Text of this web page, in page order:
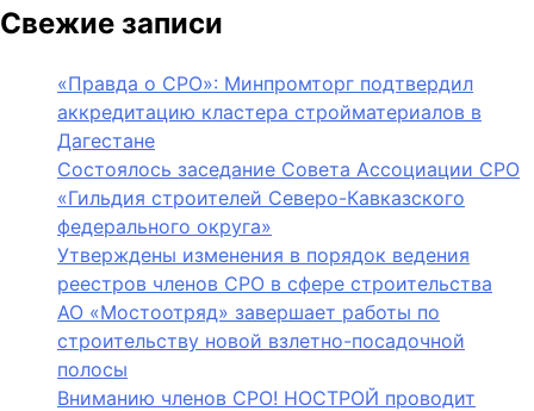
Свежие записи
«Правда о СРО»: Минпромторг подтвердил
аккредитацию кластера стройматериалов в
Дагестане
Состоялось заседание Совета Ассоциации СРО
«Гильдия строителей Северо-Кавказского
федерального округа»
Утверждены изменения в порядок ведения
реестров членов СРО в сфере строительства
АО «Мостоотряд» завершает работы по
строительству новой взлетно-посадочной
полосы
Вниманию членов СРО! НОСТРОЙ проводит